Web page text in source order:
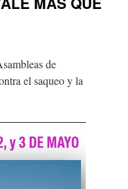
de
el saqueo y la